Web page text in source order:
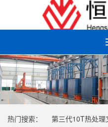
热门搜索： 第三代10T热处理